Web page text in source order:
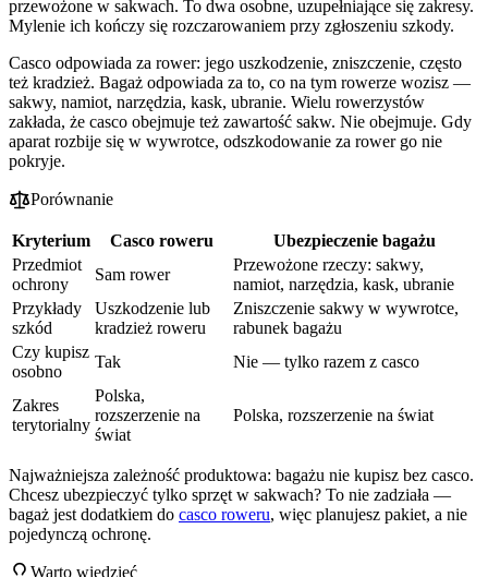
przewożone w sakwach. To dwa osobne, uzupełniające się zakresy.
Mylenie ich kończy się rozczarowaniem przy zgłoszeniu szkody.
Casco odpowiada za rower: jego uszkodzenie, zniszczenie, często
też kradzież. Bagaż odpowiada za to, co na tym rowerze wozisz —
sakwy, namiot, narzędzia, kask, ubranie. Wielu rowerzystów
zakłada, że casco obejmuje też zawartość sakw. Nie obejmuje. Gdy
aparat rozbije się w wywrotce, odszkodowanie za rower go nie
pokryje.
Porównanie
Kryterium Casco roweru
Ubezpieczenie bagażu
Przedmiot
ochrony
Sam rower
Przewożone rzeczy: sakwy,
namiot, narzędzia, kask, ubranie
Przykłady
szkód
Uszkodzenie lub
kradzież roweru
Zniszczenie sakwy w wywrotce,
rabunek bagażu
Czy kupisz
osobno
Tak Nie — tylko razem z casco
Zakres
terytorialny
Polska,
rozszerzenie na
świat
Polska, rozszerzenie na świat
Najważniejsza zależność produktowa: bagażu nie kupisz bez casco.
Chcesz ubezpieczyć tylko sprzęt w sakwach? To nie zadziała —
bagaż jest dodatkiem do casco roweru, więc planujesz pakiet, a nie
pojedynczą ochronę.
Warto wiedzieć